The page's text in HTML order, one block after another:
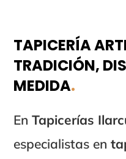
TAPICERÍA
TRADICIÓN,
MEDIDA.
EnTapicerías
especialistas en